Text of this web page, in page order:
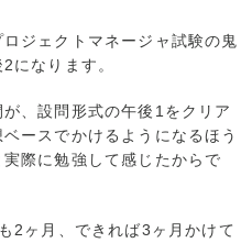
ジェクトマネージャ試験の鬼
になります。
、設問形式の午後1をクリア
ースでかけるようになるほう
際に勉強して感じたからで
2ヶ月、できれば3ヶ月かけて